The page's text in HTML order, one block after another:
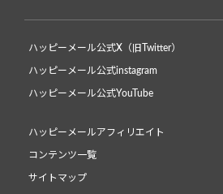
ハッピーメール公式X（旧Twitter）
ハッピーメール公式instagram
ハッピーメール公式YouTube
ハッピーメールアフィリエイト
コンテンツ一覧
サイトマップ